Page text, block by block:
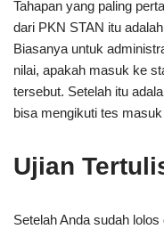
Tahapan yang paling
dari PKN STAN itu
Biasanya untuk
nilai, apakah masuk ke
tersebut. Setelah itu
bisa mengikuti tes
Ujian
Setelah Anda sudah